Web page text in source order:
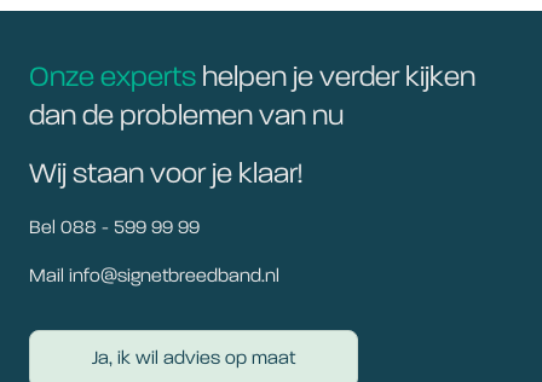
Onze experts helpen je verder kijken
dan de problemen van nu
Wij staan voor je klaar!
Bel 088 - 599 99 99
Mail info@signetbreedband.nl
Ja, ik wil advies op maat